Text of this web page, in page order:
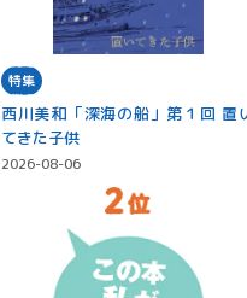
特集
西川美和「深海の船」第１回 置
てきた子供
2026-08-06